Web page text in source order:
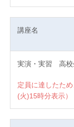
講座名
実演・実習 高校
定員に達したた
(火)15時分表示）